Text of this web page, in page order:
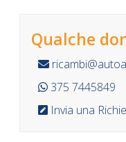
Qualche
375 7445849
Invia una